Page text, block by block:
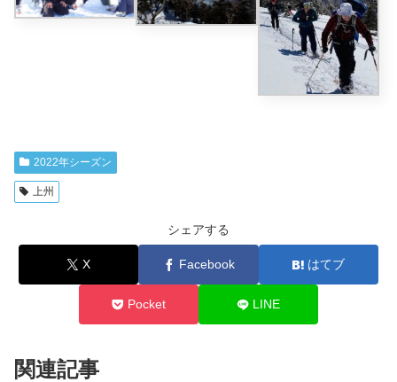
2022年シーズン
上州
シェアする
X Facebook はてブ
Pocket LINE
関連記事